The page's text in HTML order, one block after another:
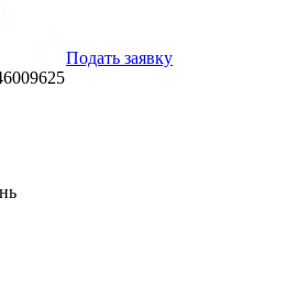
Подать заявку